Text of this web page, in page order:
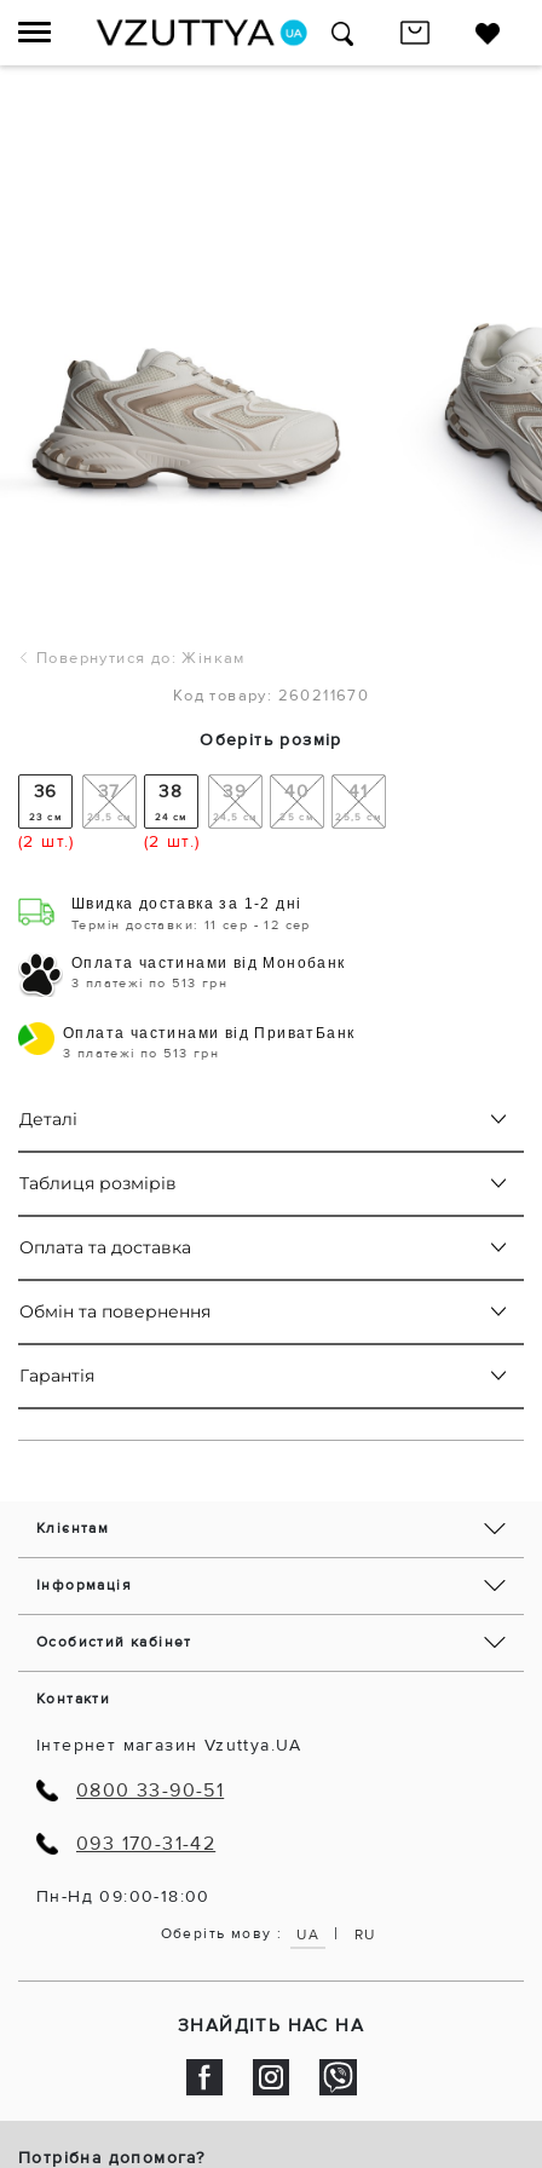
Повернутися до: Жінкам
Код товару: 260211670
Оберіть розмір
36
23 см
(2 шт.)
37
23,5 см
38
24 см
(2 шт.)
39
24,5 см
40
25 см
41
25,5 см
Швидка доставка за 1-2 дні
Термін доставки: 11 сер - 12 сер
Оплата частинами від Монобанк
3 платежі по 513 грн
Оплата частинами від ПриватБанк
3 платежі по 513 грн
Деталі
Таблиця розмірів
Оплата та доставка
Обмін та повернення
Гарантія
Клієнтам
Інформація
Особистий кабінет
Контакти
Інтернет магазин Vzuttya.UA
0800 33-90-51
093 170-31-42
Пн-Нд 09:00-18:00
Оберіть мову : UA | RU
ЗНАЙДІТЬ НАС НА
Потрібна допомога?